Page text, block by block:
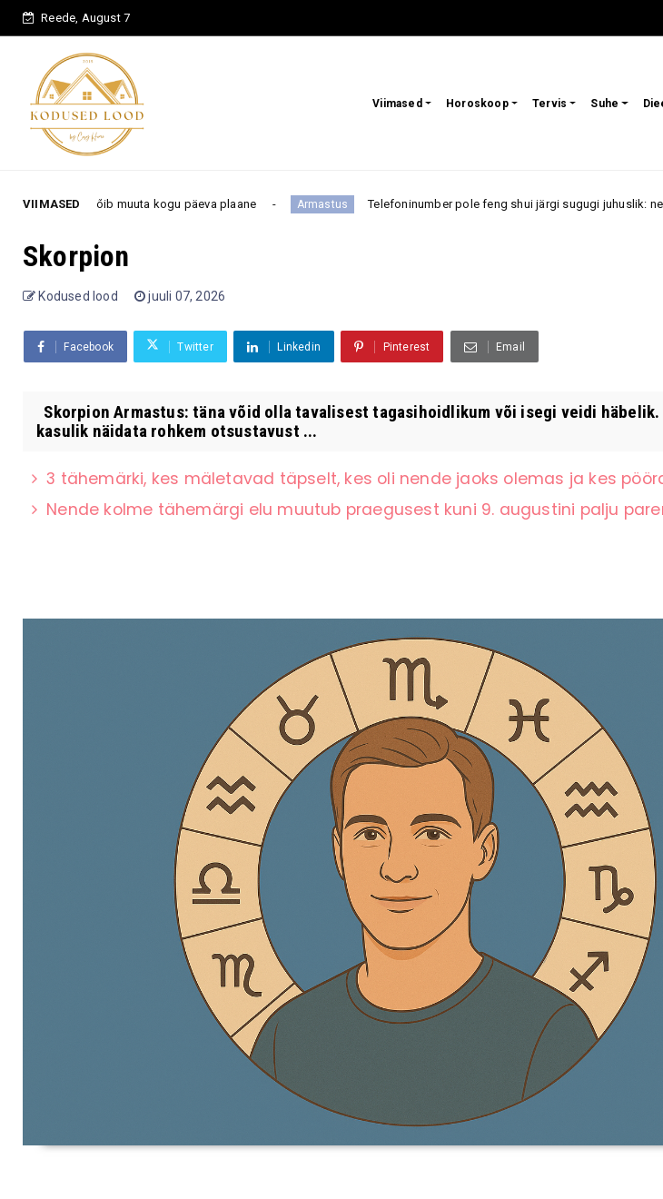
Reede, August 7
Viimased Horoskoop Tervis Suhe
VIIMASED
muuta kogu päeva plaane Armastus Telefoninumber pole feng shui järgi sugugi juhuslik: need numbrid
Skorpion
Kodused lood juuli 07, 2026
Facebook Twitter Linkedin Pinterest Email
Skorpion Armastus: täna võid olla tavalisest tagasihoidlikum või isegi veidi häbelik.
kasulik näidata rohkem otsustavust ...
3 tähemärki, kes mäletavad täpselt, kes oli nende jaoks olemas ja kes
Nende kolme tähemärgi elu muutub praegusest kuni 9. augustini palju